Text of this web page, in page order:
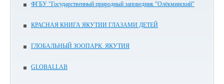
ФГБУ "Государственный природный заповедник "Олёкминский"
КРАСНАЯ КНИГА ЯКУТИИ ГЛАЗАМИ ДЕТЕЙ
ГЛОБАЛЬНЫЙ ЗООПАРК. ЯКУТИЯ
GLOBALLAB